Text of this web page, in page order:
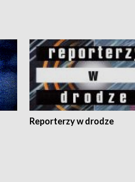
Reporterzy w drodze